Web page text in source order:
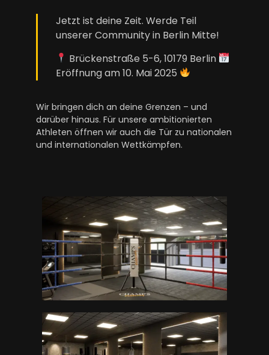
Jetzt ist deine Zeit. Werde Teil
unserer Community in Berlin Mitte!
Brückenstraße 5-6, 10179 Berlin
Eröffnung am 10. Mai 2025
Wir bringen dich an deine Grenzen – und
darüber hinaus. Für unsere ambitionierten
Athleten öffnen wir auch die Tür zu nationalen
und internationalen Wettkämpfen.